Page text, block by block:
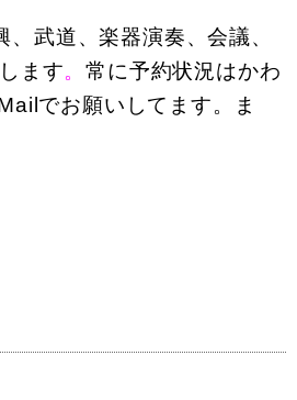
、武道、楽器演奏、会議、
ます。常に予約状況はかわ
でお願いしてます。ま